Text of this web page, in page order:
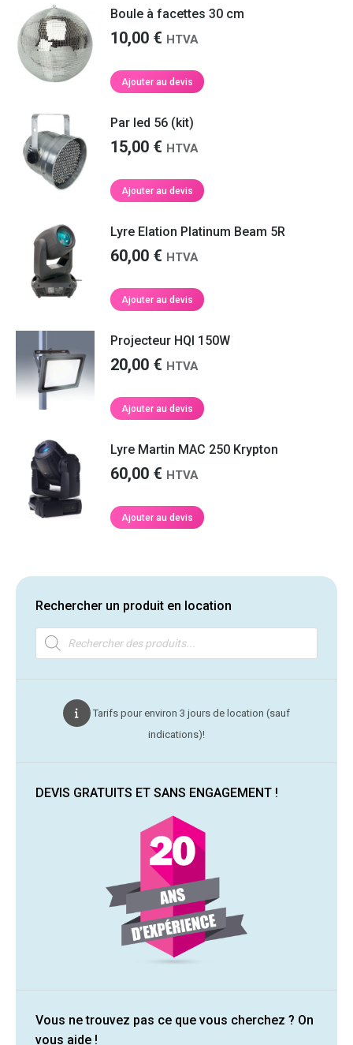
Boule à facettes 30 cm
10,00 € HTVA
Ajouter au devis
Par led 56 (kit)
15,00 € HTVA
Ajouter au devis
Lyre Elation Platinum Beam 5R
60,00 € HTVA
Ajouter au devis
Projecteur HQI 150W
20,00 € HTVA
Ajouter au devis
Lyre Martin MAC 250 Krypton
60,00 € HTVA
Ajouter au devis
Rechercher un produit en location
Recherche
de
produits
Tarifs pour environ 3 jours de location (sauf
indications)!
DEVIS GRATUITS ET SANS ENGAGEMENT !
Vous ne trouvez pas ce que vous cherchez ? On
vous aide !